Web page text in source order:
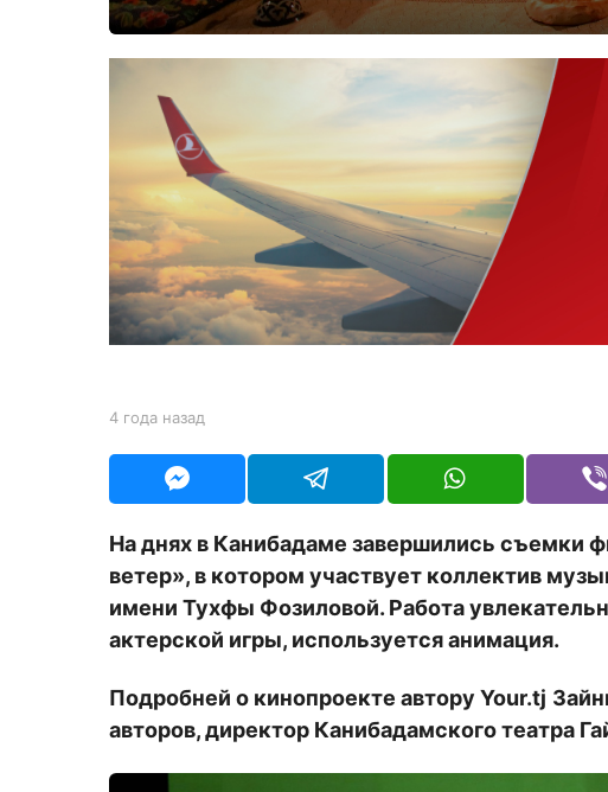
а
д
4
о
д
а
н
а
b
Y
U
4 года назад
а
а
з
д
На днях в Канибадаме завершились съемки
ветер», в котором участвует коллектив
имени Тухфы Фозиловой. Работа
актерской игры, используется анимация.
Подробней о кинопроекте автору Your.tj
авторов, директор Канибадамского театра